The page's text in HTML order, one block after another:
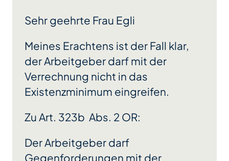
Sehr geehrte Frau Egli
Meines Erachtens ist der Fall klar,
der Arbeitgeber darf mit der
Verrechnung nicht in das
Existenzminimum eingreifen.
Zu Art. 323b Abs. 2 OR:
Der Arbeitgeber darf
Gegenforderungen mit der